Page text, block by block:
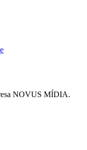
NOVUS MÍDIA.